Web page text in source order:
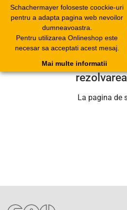
Schachermayer foloseste coockie-uri
pentru a adapta pagina web nevoilor
dumneavoastra.
Pentru utilizarea Onlineshop este
necesar sa acceptati acest mesaj.
Mai multe informatii
navigation
Din pacate a
tehnica. Echipa
La pagina de